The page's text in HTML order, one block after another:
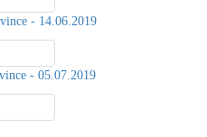
- 05.07.2019